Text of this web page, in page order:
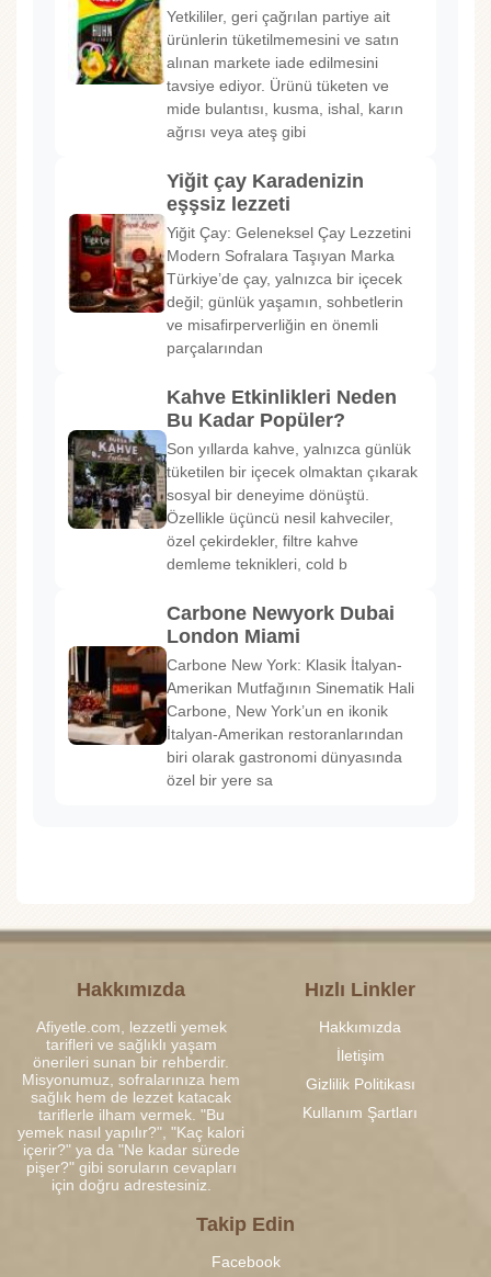
Yetkililer, geri çağrılan partiye ait
ürünlerin tüketilmemesini ve satın
alınan markete iade edilmesini
tavsiye ediyor. Ürünü tüketen ve
mide bulantısı, kusma, ishal, karın
ağrısı veya ateş gibi
Yiğit çay Karadenizin
eşşsiz lezzeti
Yiğit Çay: Geleneksel Çay Lezzetini
Modern Sofralara Taşıyan Marka
Türkiye’de çay, yalnızca bir içecek
değil; günlük yaşamın, sohbetlerin
ve misafirperverliğin en önemli
parçalarından
Kahve Etkinlikleri Neden
Bu Kadar Popüler?
Son yıllarda kahve, yalnızca günlük
tüketilen bir içecek olmaktan çıkarak
sosyal bir deneyime dönüştü.
Özellikle üçüncü nesil kahveciler,
özel çekirdekler, filtre kahve
demleme teknikleri, cold b
Carbone Newyork Dubai
London Miami
Carbone New York: Klasik İtalyan-
Amerikan Mutfağının Sinematik Hali
Carbone, New York’un en ikonik
İtalyan-Amerikan restoranlarından
biri olarak gastronomi dünyasında
özel bir yere sa
Hakkımızda
Afiyetle.com, lezzetli yemek
tarifleri ve sağlıklı yaşam
önerileri sunan bir rehberdir.
Misyonumuz, sofralarınıza hem
sağlık hem de lezzet katacak
tariflerle ilham vermek. "Bu
yemek nasıl yapılır?", "Kaç kalori
içerir?" ya da "Ne kadar sürede
pişer?" gibi soruların cevapları
için doğru adrestesiniz.
Hızlı Linkler
Hakkımızda
İletişim
Gizlilik Politikası
Kullanım Şartları
Takip Edin
Facebook